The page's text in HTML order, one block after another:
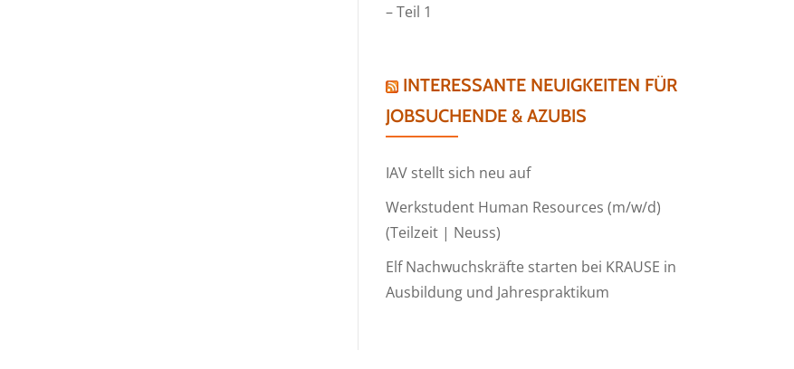
– Teil 1
INTERESSANTE NEUIGKEITEN FÜR
JOBSUCHENDE & AZUBIS
IAV stellt sich neu auf
Werkstudent Human Resources (m/w/d)
(Teilzeit | Neuss)
Elf Nachwuchskräfte starten bei KRAUSE in
Ausbildung und Jahrespraktikum